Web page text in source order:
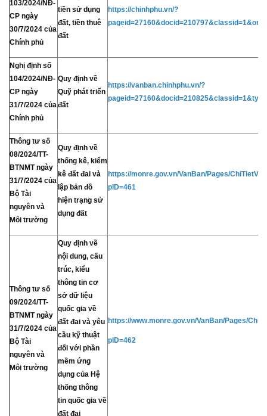
103/2024/NĐ-
CP ngày
30/7/2024 của
Chính phủ
tiền sử dụng
đất, tiền thuê
đất
https://chinhphu.vn/?
Nghị định số
104/2024/NĐ-
CP ngày
31/7/2024 của
Chính phủ
Quy định về
Quỹ phát triển
đất
https://vanban.chinhphu.vn/?
Thông tư số
08/2024/TT-
BTNMT ngày
31/7/2024 của
Bộ Tài
nguyên và
Môi trường
Quy định về
thống kê, kiểm
kê đất đai và
lập bản đồ
hiện trạng sử
dụng đất
https://monre.gov.vn/VanBan/Pages/
pID=461
Thông tư số
09/2024/TT-
BTNMT ngày
31/7/2024 của
Bộ Tài
nguyên và
Môi trường
Quy định về
nội dung, cấu
trúc, kiểu
thông tin cơ
sở dữ liệu
quốc gia về
đất đai và yêu
cầu kỹ thuật
đối với phần
mềm ứng
dụng của Hệ
thống thông
tin quốc gia về
đất đai
https://www.monre.gov.vn/VanBan/Pages/
pID=462